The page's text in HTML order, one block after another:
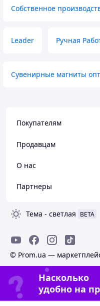
Собственное
Leader Ручная
Сувенирные магниты
Покупателям
Продавцам
О нас
Партнеры
Тема - светлая BETA
© Prom.ua —
Насколько
удобно на